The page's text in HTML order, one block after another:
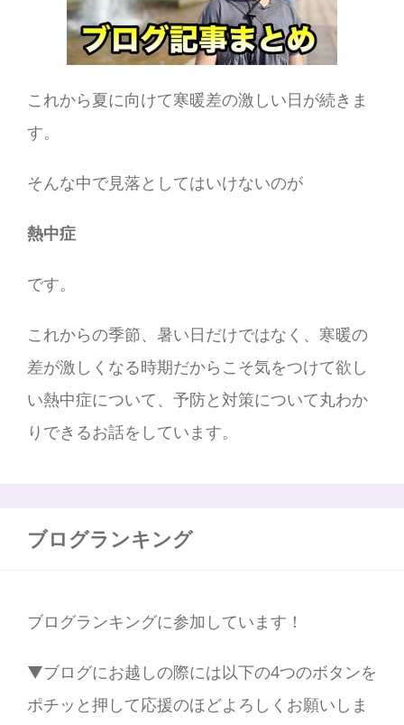
これから夏に向けて寒暖差の激しい日が続きま
す。
そんな中で見落としてはいけないのが
熱中症
です。
これからの季節、暑い日だけではなく、寒暖の
差が激しくなる時期だからこそ気をつけて欲し
い熱中症について、予防と対策について丸わか
りできるお話をしています。
ブログランキング
ブログランキングに参加しています！
▼ブログにお越しの際には以下の4つのボタンを
ポチッと押して応援のほどよろしくお願いしま